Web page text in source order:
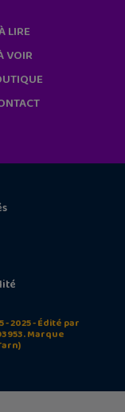
LIRE
VOIR
2025 - Édité par
Marque